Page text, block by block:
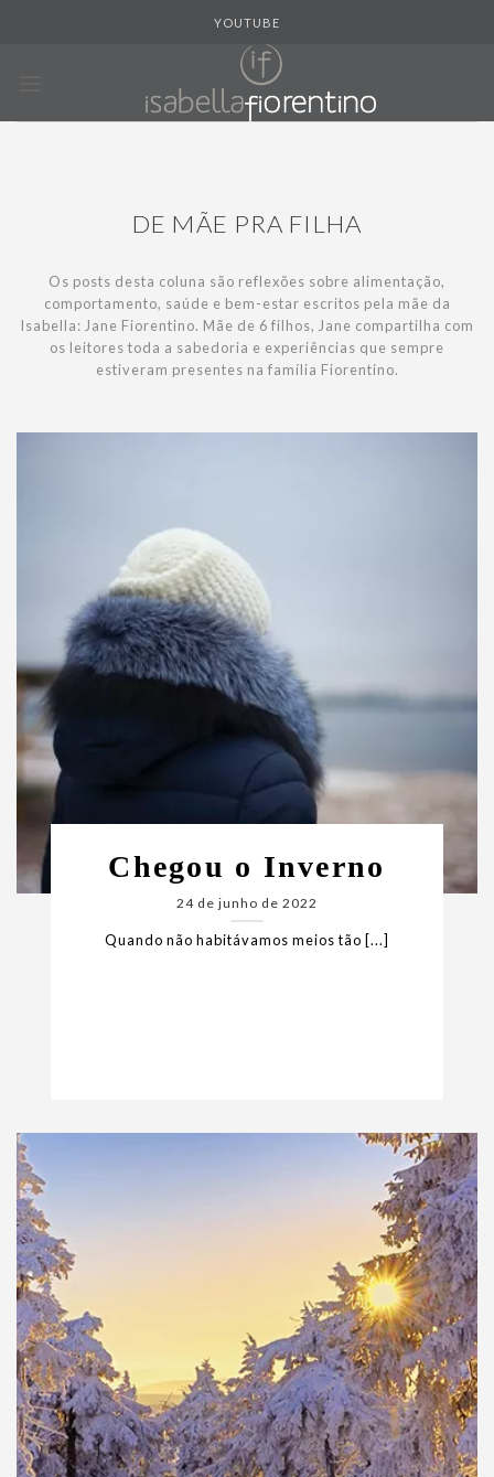
YOUTUBE
DE MÃE PRA FILHA
Os posts desta coluna são reflexões sobre alimentação,
comportamento, saúde e bem-estar escritos pela mãe da
Isabella: Jane Fiorentino. Mãe de 6 filhos, Jane compartilha com
os leitores toda a sabedoria e experiências que sempre
estiveram presentes na família Fiorentino.
Chegou o Inverno
24 de junho de 2022
Quando não habitávamos meios tão [...]